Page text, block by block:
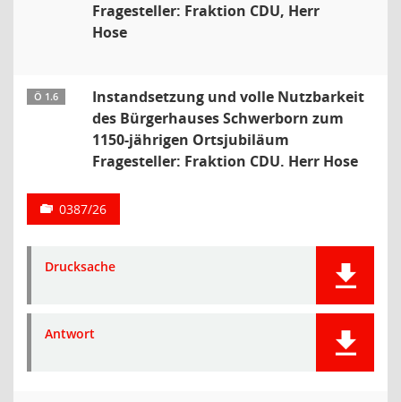
Fragesteller: Fraktion CDU, Herr
Hose
Ö 1.6
Instandsetzung und volle Nutzbarkeit
des Bürgerhauses Schwerborn zum
1150-jährigen Ortsjubiläum
Fragesteller: Fraktion CDU. Herr Hose
0387/26
Drucksache
Antwort